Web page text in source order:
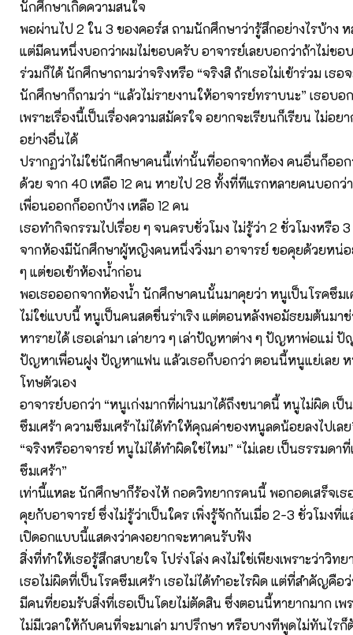
นักศึกษาเกิดความสนใจ
พอผ่านไป 2 ใน 3 ของคอร์ส ถามนักศึกษาว่ารู้สึกอย่างไรบ้าง
แต่มีคนหนึ่งบอกว่าผมไม่ชอบครับ อาจารย์เลยบอกว่าถ้าไม่ชอบ
ร่วมก็ได้ นักศึกษาถามว่าจริงหรือ “จริงสิ ถ้าเธอไม่เข้าร่วม เธอ
นักศึกษาก็ถามว่า “แล้วไม่รายงานให้อาจารย์ทราบนะ” เธอบอ
เพราะเรื่องนี้เป็นเรื่องความสมัครใจ อยากจะเรียนก็เรียน ไม่อย
อย่างอื่นได้
ปรากฏว่าไม่ใช่นักศึกษาคนนี้เท่านั้นที่ออกจากห้อง คนอื่นก็ออ
ด้วย จาก 40 เหลือ 12 คน หายไป 28 ทั้งที่ทีแรกหลายคนบอกว่
เพื่อนออกก็ออกบ้าง เหลือ 12 คน
เธอทำกิจกรรมไปเรื่อย ๆ จนครบชั่วโมง ไม่รู้ว่า 2 ชั่วโมงหรือ
จากห้องมีนักศึกษาผู้หญิงคนหนึ่งวิ่งมา อาจารย์ ขอคุยด้วยหน่อ
ๆ แต่ขอเข้าห้องน้ำก่อน
พอเธอออกจากห้องน้ำ นักศึกษาคนนั้นมาคุยว่า หนูเป็นโรคซึม
ไม่ใช่แบบนี้ หนูเป็นคนสดชื่นร่าเริง แต่ตอนหลังพอมัธยมต้นมา
หารายได้ เธอเล่ามา เล่ายาว ๆ เล่าปัญหาต่าง ๆ ปัญหาพ่อแม่
ปัญหาเพื่อนฝูง ปัญหาแฟน แล้วเธอก็บอกว่า ตอนนี้หนูแย่เลย ห
โทษตัวเอง
อาจารย์บอกว่า “หนูเก่งมากที่ผ่านมาได้ถึงขนาดนี้ หนูไม่ผิด เ
ซึมเศร้า ความซึมเศร้าไม่ได้ทำให้คุณค่าของหนูลดน้อยลงไปเล
“จริงหรืออาจารย์ หนูไม่ได้ทำผิดใช่ไหม” “ไม่เลย เป็นธรรมดา
ซึมเศร้า”
เท่านี้แหละ นักศึกษาก็ร้องไห้ กอดวิทยากรคนนี้ พอกอดเสร็จเธ
คุยกับอาจารย์ ซึ่งไม่รู้ว่าเป็นใคร เพิ่งรู้จักกันเมื่อ 2-3 ชั่วโมงที่
เปิดอกแบบนี้แสดงว่าคงอยากจะหาคนรับฟัง
สิ่งที่ทำให้เธอรู้สึกสบายใจ โปร่งโล่ง คงไม่ใช่เพียงเพราะว่าวิท
เธอไม่ผิดที่เป็นโรคซึมเศร้า เธอไม่ได้ทำอะไรผิด แต่ที่สำคัญคือ
มีคนที่ยอมรับสิ่งที่เธอเป็นโดยไม่ตัดสิน ซึ่งตอนนี้หายากมาก เพ
ไม่มีเวลาให้กับคนที่จะมาเล่า มาปรึกษา หรือบางทีพูดไม่ทันไร